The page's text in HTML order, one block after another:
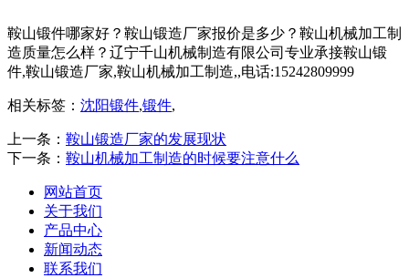
鞍山锻件哪家好？鞍山锻造厂家报价是多少？鞍山机械加工制
造质量怎么样？辽宁千山机械制造有限公司专业承接鞍山锻
件,鞍山锻造厂家,鞍山机械加工制造,,电话:15242809999
相关标签： 沈阳锻件,锻件,
上一条： 鞍山锻造厂家的发展现状
下一条： 鞍山机械加工制造的时候要注意什么
网站首页
关于我们
产品中心
新闻动态
联系我们